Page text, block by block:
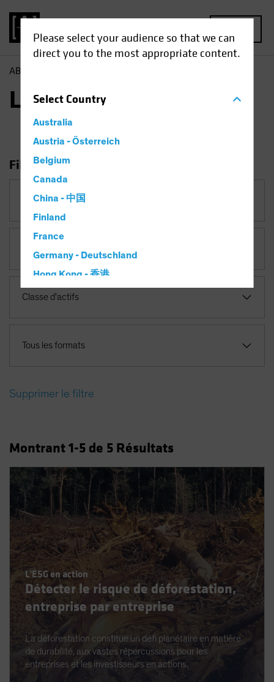
Please select your audience so that we can
direct you to the most appropriate content.
SelectCountry
Australia
Austria - Österreich
Belgium
Canada
China - 中国
Finland
France
Germany - Deutschland
Hong Kong - 香港
Hungary
Japan - 日本
Luxembourg and Other EMEA
Norway
Poland
Singapore
South Korea - 대한민국
Spain
Sweden
Taiwan - 台灣
UK
United States (US Citizens)
AB
L'ESG en action
Filtrer par
Catégorie
Classe d'actifs
Tous les formats
Supprimer le filtre
Montrant1-5 de 5 Résultats
L'ESG en action
Détecter le risque de déforestation,
entreprise par entreprise
La déforestation constitue un défi planétaire en matière
de durabilité, aux vastes répercussions pour les
entreprises et les investisseurs en actions.